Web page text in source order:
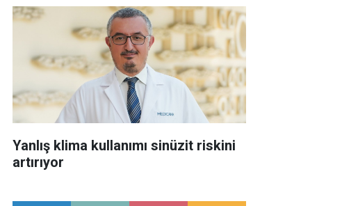
Yanlış klima kullanımı sinüzit riskini
artırıyor